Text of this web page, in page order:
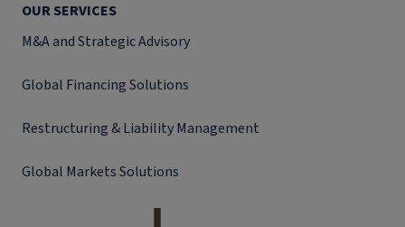
OUR SERVICES
M&A and Strategic Advisory
Global Financing Solutions
Restructuring & Liability Management
Global Markets Solutions